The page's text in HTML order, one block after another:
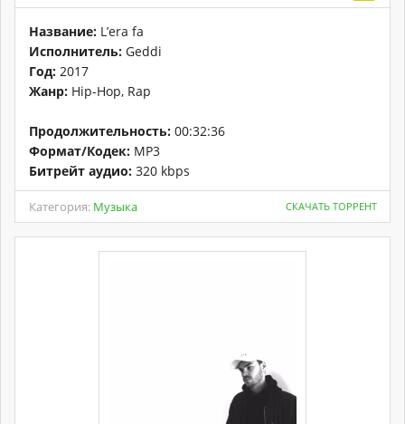
Название: L’era fa
Исполнитель: Geddi
Год: 2017
Жанр: Hip-Hop, Rap
Продолжительность: 00:32:36
Формат/Кодек: MP3
Битрейт аудио: 320 kbps
Категория: Музыка СКАЧАТЬ ТОРРЕНТ